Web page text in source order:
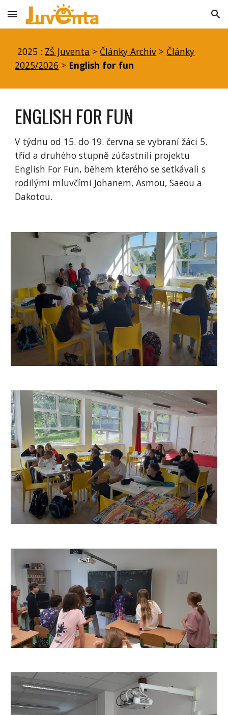
Skip to main content Skip to navigation
2025 : ZŠ Juventa > Články Archiv > Články
2025/2026 > English for fun
ENGLISH FOR FUN
V týdnu od 15. do 19. června se vybraní žáci 5.
tříd a druhého stupně zúčastnili projektu
English For Fun, během kterého se setkávali s
rodilými mluvčími Johanem, Asmou, Saeou a
Dakotou.